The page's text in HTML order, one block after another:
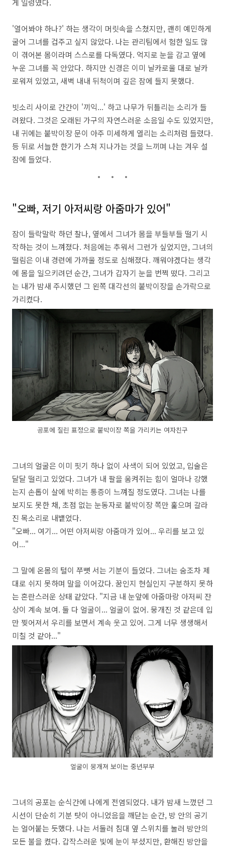
게 일렁였다.
'열어봐야 하나?' 하는 생각이 머릿속을 스쳤지만, 괜히 예민하게
굴어 그녀를 겁주고 싶지 않았다. 나는 관리팀에서 험한 일도 많
이 겪어본 몸이라며 스스로를 다독였다. 억지로 눈을 감고 옆에
누운 그녀를 꼭 안았다. 하지만 신경은 이미 날카로울 대로 날카
로워져 있었고, 새벽 내내 뒤척이며 깊은 잠에 들지 못했다.
빗소리 사이로 간간이 '끼익...' 하고 나무가 뒤틀리는 소리가 들
려왔다. 그것은 오래된 가구의 자연스러운 소음일 수도 있었지만,
내 귀에는 붙박이장 문이 아주 미세하게 열리는 소리처럼 들렸다.
등 뒤로 서늘한 한기가 스쳐 지나가는 것을 느끼며 나는 겨우 설
잠에 들었다.
"오빠, 저기 아저씨랑 아줌마가 있어"
잠이 들락말락 하던 찰나, 옆에서 그녀가 몸을 부들부들 떨기 시
작하는 것이 느껴졌다. 처음에는 추워서 그런가 싶었지만,그녀의
떨림은 이내 경련에 가까울 정도로 심해졌다. 깨워야겠다는 생각
에 몸을 일으키려던 순간,그녀가 갑자기 눈을 번쩍 떴다. 그리고
는 내가 밤새 주시했던 그 왼쪽 대각선의 붙박이장을 손가락으로
가리켰다.
공포에 질린 표정으로 붙박이장 쪽을 가리키는 여자친구
그녀의 얼굴은 이미 핏기 하나 없이 사색이 되어 있었고, 입술은
달달 떨리고 있었다. 그녀가 내 팔을 움켜쥐는 힘이 얼마나 강했
는지 손톱이 살에 박히는 통증이 느껴질 정도였다. 그녀는 나를
보지도 못한 채,초점 없는 눈동자로 붙박이장 쪽만 훑으며 갈라
진 목소리로 내뱉었다.
"오빠... 여기... 어떤 아저씨랑 아줌마가 있어... 우리를 보고 있
어..."
그 말에 온몸의 털이 쭈뼛 서는 기분이 들었다. 그녀는 숨조차 제
대로 쉬지 못하며 말을 이어갔다. 꿈인지 현실인지 구분하지 못하
는 혼란스러운 상태 같았다. "지금 내 눈앞에 아줌마랑 아저씨 잔
상이 계속 보여. 둘 다 얼굴이... 얼굴이 없어. 뭉개진 것 같은데 입
만 찢어져서 우리를 보면서 계속 웃고 있어. 그게 너무 생생해서
미칠 것 같아..."
얼굴이 뭉개져 보이는 중년부부
그녀의 공포는 순식간에 나에게 전염되었다. 내가 밤새 느꼈던 그
시선이 단순히 기분 탓이 아니었음을 깨닫는 순간, 방 안의 공기
는 얼어붙는 듯했다. 나는 서둘러 침대 옆 스위치를 눌러 방안의
모든 불을 켰다. 갑작스러운 빛에 눈이 부셨지만, 환해진 방안을